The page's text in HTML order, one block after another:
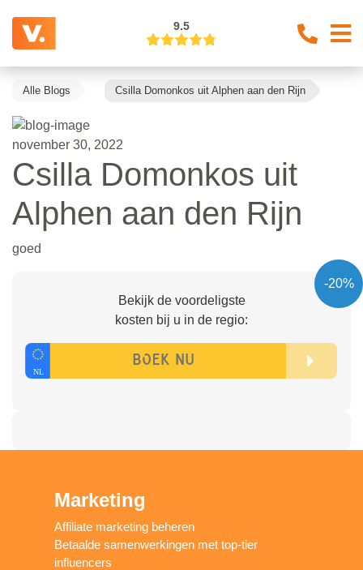
9.5
Alle Blogs Csilla Domonkos uit Alphen aan den Rijn
november 30, 2022
Csilla Domonkos uit
Alphen aan den Rijn
goed
-20%
Bekijk de voordeligste
kosten bij u in de regio:
Marketing
Affiliate marketing beheren
Betaalde samenwerkingen met top-tier
influencers